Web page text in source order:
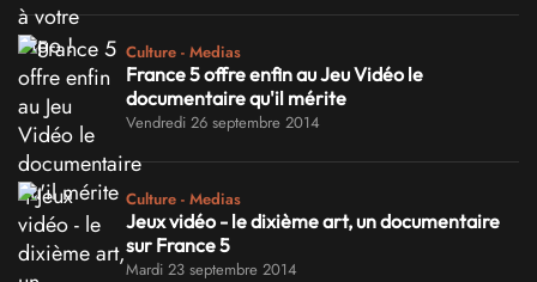
Culture - Medias
France 5 offre enfin au Jeu Vidéo le
documentaire qu'il mérite
Vendredi 26 septembre 2014
Culture - Medias
Jeux vidéo - le dixième art, un documentaire
sur France 5
Mardi 23 septembre 2014